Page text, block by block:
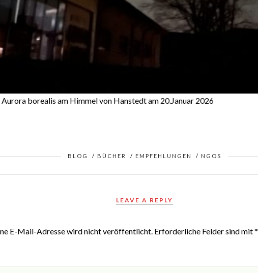
borealis am Himmel von Hanstedt am 20.Januar 2026
BLOG / BÜCHER / EMPFEHLUNGEN / NGOS
LEAVE A REPLY
E-Mail-Adresse wird nicht veröffentlicht. Erforderliche Felder sind mit*